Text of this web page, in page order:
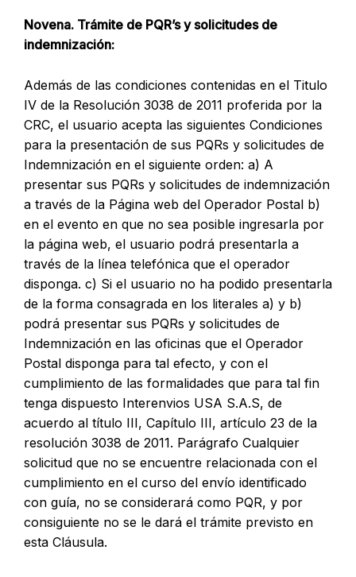
Novena. Trámite de PQR’s y solicitudes de
indemnización:
Además de las condiciones contenidas en el Titulo
IV de la Resolución 3038 de 2011 proferida por la
CRC, el usuario acepta las siguientes Condiciones
para la presentación de sus PQRs y solicitudes de
Indemnización en el siguiente orden: a) A
presentar sus PQRs y solicitudes de indemnización
a través de la Página web del Operador Postal b)
en el evento en que no sea posible ingresarla por
la página web, el usuario podrá presentarla a
través de la línea telefónica que el operador
disponga. c) Si el usuario no ha podido presentarla
de la forma consagrada en los literales a) y b)
podrá presentar sus PQRs y solicitudes de
Indemnización en las oficinas que el Operador
Postal disponga para tal efecto, y con el
cumplimiento de las formalidades que para tal fin
tenga dispuesto Interenvios USA S.A.S, de
acuerdo al título III, Capítulo III, artículo 23 de la
resolución 3038 de 2011. Parágrafo Cualquier
solicitud que no se encuentre relacionada con el
cumplimiento en el curso del envío identificado
con guía, no se considerará como PQR, y por
consiguiente no se le dará el trámite previsto en
esta Cláusula.